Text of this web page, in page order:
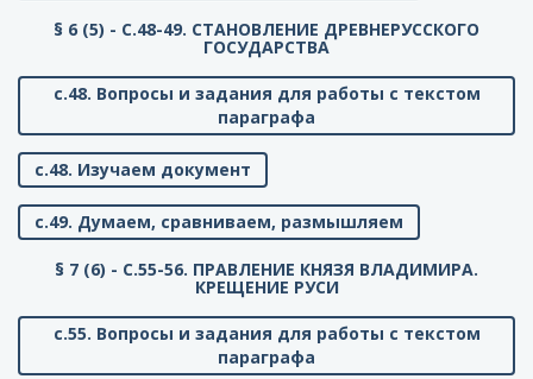
§ 6 (5) - C.48-49. СТАНОВЛЕНИЕ ДРЕВНЕРУССКОГО
ГОСУДАРСТВА
с.48. Вопросы и задания для работы с текстом
параграфа
с.48. Изучаем документ
с.49. Думаем, сравниваем, размышляем
§ 7 (6) - C.55-56. ПРАВЛЕНИЕ КНЯЗЯ ВЛАДИМИРА.
КРЕЩЕНИЕ РУСИ
с.55. Вопросы и задания для работы с текстом
параграфа